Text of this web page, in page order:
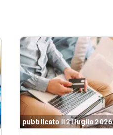
pubblicato il 21 luglio 2026